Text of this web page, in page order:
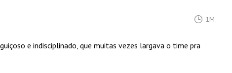
1M
e indisciplinado, que muitas vezes largava o time pra